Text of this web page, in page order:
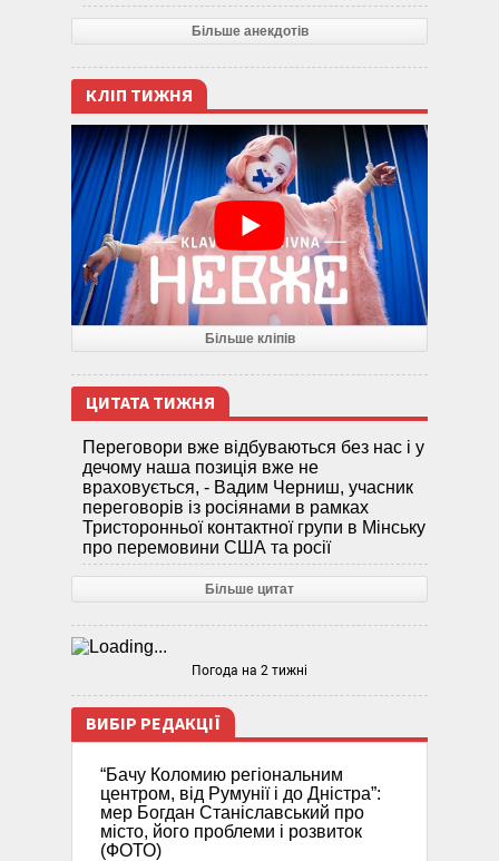
Більше анекдотів
КЛІП ТИЖНЯ
Більше кліпів
ЦИТАТА ТИЖНЯ
Переговори вже відбуваються без нас і у
дечому наша позиція вже не
враховується, - Вадим Черниш, учасник
переговорів із росіянами в рамках
Тристоронньої контактної групи в Мінську
про перемовини США та росії
Більше цитат
Погода на 2 тижні
ВИБІР РЕДАКЦІЇ
“Бачу Коломию регіональним
центром, від Румунії і до Дністра”:
мер Богдан Станіславський про
місто, його проблеми і розвиток
(ФОТО)